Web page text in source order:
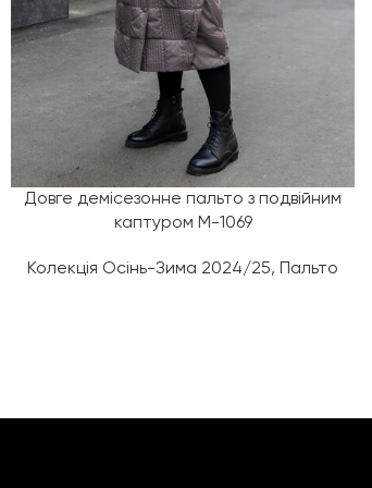
Довге демісезонне пальто з подвійним
каптуром М-1069
Колекція Осінь-Зима 2024/25, Пальто